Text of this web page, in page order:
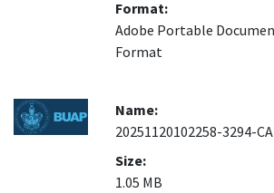
Format:
Adobe Portable
Format
Name:
20251120102258-3294-
Size:
1.05 MB